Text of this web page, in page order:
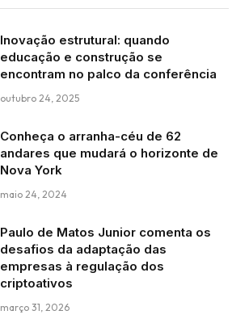
Inovação estrutural: quando
educação e construção se
encontram no palco da conferência
outubro 24, 2025
Conheça o arranha-céu de 62
andares que mudará o horizonte de
Nova York
maio 24, 2024
Paulo de Matos Junior comenta os
desafios da adaptação das
empresas à regulação dos
criptoativos
março 31, 2026